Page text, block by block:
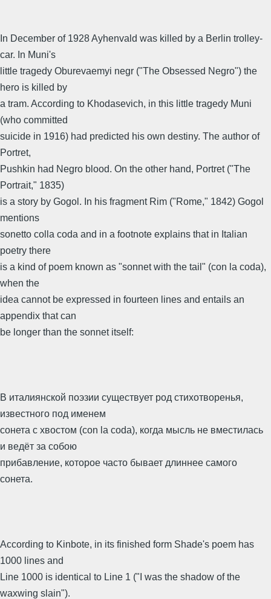
In December of 1928 Ayhenvald was killed by a Berlin trolley-
car. In Muni's
little tragedy Oburevaemyi negr ("The Obsessed Negro") the
hero is killed by
a tram. According to Khodasevich, in this little tragedy Muni
(who committed
suicide in 1916) had predicted his own destiny. The author of
Portret,
Pushkin had Negro blood. On the other hand, Portret ("The
Portrait," 1835)
is a story by Gogol. In his fragment Rim ("Rome," 1842) Gogol
mentions
sonetto colla coda and in a footnote explains that in Italian
poetry there
is a kind of poem known as "sonnet with the tail" (con la coda),
when the
idea cannot be expressed in fourteen lines and entails an
appendix that can
be longer than the sonnet itself:
В италиянской поэзии существует род стихотворенья,
известного под именем
сонета с хвостом (con la coda), когда мысль не вместилась
и ведёт за собою
прибавление, которое часто бывает длиннее самого
сонета.
According to Kinbote, in its finished form Shade's poem has
1000 lines and
Line 1000 is identical to Line 1 ("I was the shadow of the
waxwing slain").